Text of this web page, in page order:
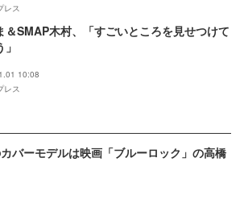
レス
＆SMAP木村、「すごいところを見せつけて
10:08
レス
バーモデルは映画「ブルーロック」の高橋